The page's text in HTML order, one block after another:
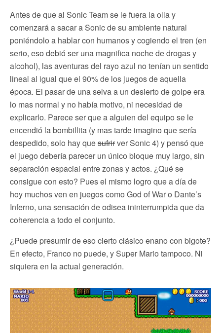
Antes de que al Sonic Team se le fuera la olla y
comenzará a sacar a Sonic de su ambiente natural
poniéndolo a hablar con humanos y cogiendo el tren (en
serio, eso debió ser una magnifica noche de drogas y
alcohol), las aventuras del rayo azul no tenían un sentido
lineal al igual que el 90% de los juegos de aquella
época. El pasar de una selva a un desierto de golpe era
lo mas normal y no había motivo, ni necesidad de
explicarlo. Parece ser que a alguien del equipo se le
encendió la bombillita (y mas tarde imagino que sería
despedido, solo hay quesufrirver Sonic 4) y pensó que
el juego debería parecer un único bloque muy largo, sin
separación espacial entre zonas y actos. ¿Qué se
consigue con esto? Pues el mismo logro que a día de
hoy muchos ven en juegos como God of War o Dante’s
Inferno, una sensación de odisea ininterrumpida que da
coherencia a todo el conjunto.
¿Puede presumir de eso cierto clásico enano con bigote?
En efecto, Franco no puede, y Super Mario tampoco. Ni
siquiera en la actual generación.